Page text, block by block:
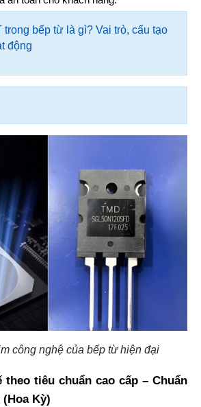
trong bếp từ là gì? Vai trò, cấu tạo
động
công nghệ của bếp từ hiện đại
theo tiêu chuẩn cao cấp – Chuẩn
Kỳ)